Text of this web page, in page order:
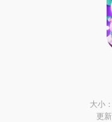
大小
更